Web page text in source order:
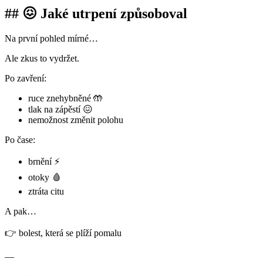
## 😖 Jaké utrpení způsoboval
Na první pohled mírné…
Ale zkus to vydržet.
Po zavření:
ruce znehybněné 🤲
tlak na zápěstí 😖
nemožnost změnit polohu
Po čase:
brnění ⚡
otoky 🩸
ztráta citu
A pak…
👉 bolest, která se plíží pomalu
—